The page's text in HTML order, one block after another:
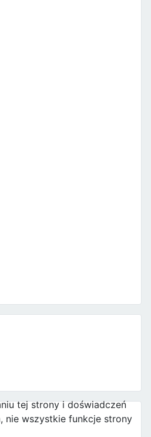
tej strony i doświadczeń
nie wszystkie funkcje strony